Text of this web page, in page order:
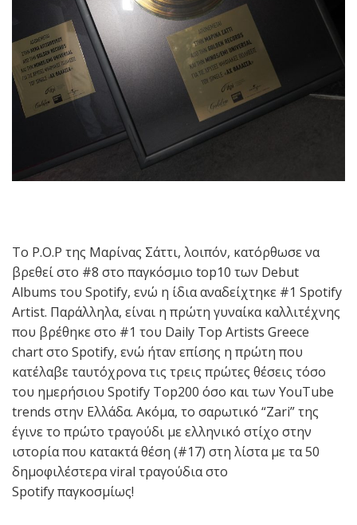
Το P.O.P της Μαρίνας Σάττι, λοιπόν, κατόρθωσε να
βρεθεί στο #8 στο παγκόσμιο top10 των Debut
Albums του Spotify, ενώ η ίδια αναδείχτηκε #1 Spotify
Artist. Παράλληλα, είναι η πρώτη γυναίκα καλλιτέχνης
που βρέθηκε στο #1 του Daily Top Artists Greece
chart στο Spotify, ενώ ήταν επίσης η πρώτη που
κατέλαβε ταυτόχρονα τις τρεις πρώτες θέσεις τόσο
του ημερήσιου Spotify Top200 όσο και των YouTube
trends στην Ελλάδα. Ακόμα, το σαρωτικό “Zari” της
έγινε το πρώτο τραγούδι με ελληνικό στίχο στην
ιστορία που κατακτά θέση (#17) στη λίστα με τα 50
δημοφιλέστερα viral τραγούδια στο
Spotify παγκοσμίως!